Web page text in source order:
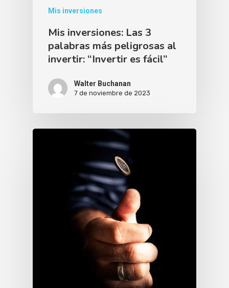
Mis inversiones
Mis inversiones: Las 3
palabras más peligrosas al
invertir: “Invertir es fácil”
Walter Buchanan
7 de noviembre de 2023